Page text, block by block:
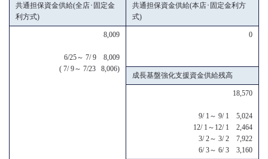
共通担保資金供給(全店･固定金
利方式)
共通担保資金供給(本店･固定金利方
式)
8,009
6/25～ 7/ 9 8,009
( 7/ 9～ 7/23 8,006)
0
成長基盤強化支援資金供給残高
18,570
9/ 1～ 9/ 1 5,024
12/ 1～12/ 1 2,464
3/ 2～ 3/ 2 7,922
6/ 3～ 6/ 3 3,160